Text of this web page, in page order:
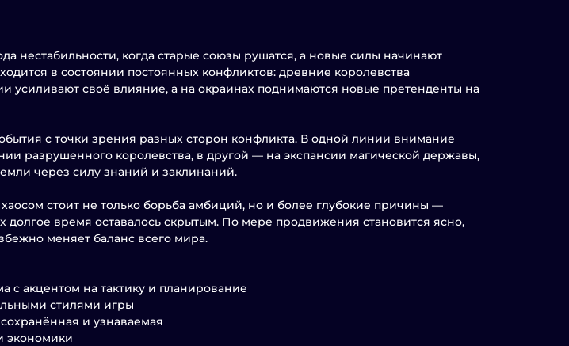
нестабильности, когда старые союзы рушатся, а новые силы начинают
в состоянии постоянных конфликтов: древние королевства
усиливают своё влияние, а на окраинах поднимаются новые претенденты на
с точки зрения разных сторон конфликта. В одной линии внимание
разрушенного королевства, в другой — на экспансии магической державы,
через силу знаний и заклинаний.
стоит не только борьба амбиций, но и более глубокие причины —
долгое время оставалось скрытым. По мере продвижения становится ясно,
меняет баланс всего мира.
с акцентом на тактику и планирование
стилями игры
и узнаваемая
экономики